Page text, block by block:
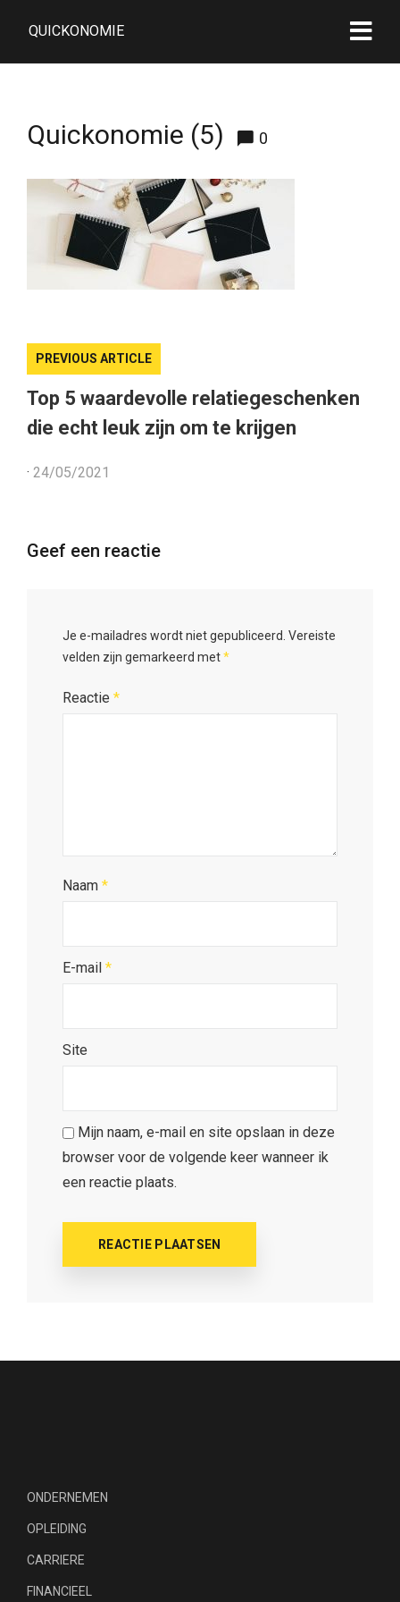
QUICKONOMIE
Quickonomie (5) 0
PREVIOUS ARTICLE
Top 5 waardevolle relatiegeschenken
die echt leuk zijn om te krijgen
· 24/05/2021
Geef een reactie
Je e-mailadres wordt niet gepubliceerd. Vereiste
velden zijn gemarkeerd met*
Reactie *
Naam *
E-mail *
Site
Mijn naam, e-mail en site opslaan in deze
browser voor de volgende keer wanneer ik
een reactie plaats.
ONDERNEMEN
OPLEIDING
CARRIERE
FINANCIEEL